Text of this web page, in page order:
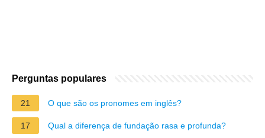
Perguntas populares
21 O que são os pronomes em inglês?
17 Qual a diferença de fundação rasa e profunda?